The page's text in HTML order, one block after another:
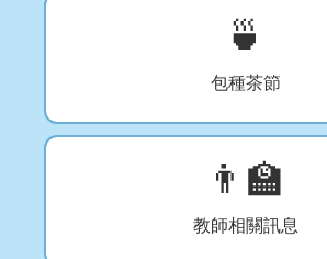
🍵
包種茶節
👨‍🏫
教師相關訊息